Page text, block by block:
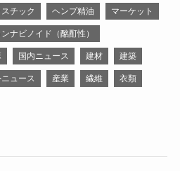
チック ヘンプ精油 マーケット
ナビノイド（酩酊性）
国内ニュース 建材 建築
ュース 産業 繊維 衣類